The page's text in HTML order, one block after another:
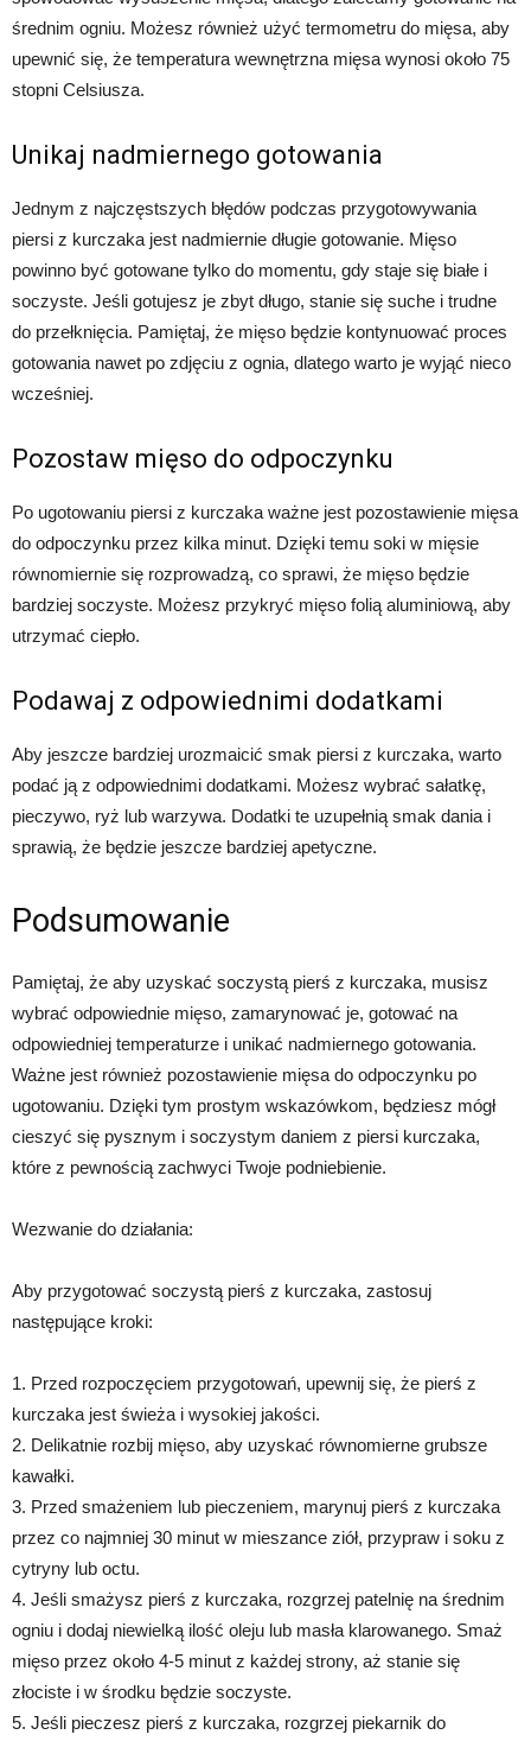
średnim ogniu. Możesz również użyć termometru do mięsa, aby
upewnić się, że temperatura wewnętrzna mięsa wynosi około 75
stopni Celsiusza.
Unikaj nadmiernego gotowania
Jednym z najczęstszych błędów podczas przygotowywania
piersi z kurczaka jest nadmiernie długie gotowanie. Mięso
powinno być gotowane tylko do momentu, gdy staje się białe i
soczyste. Jeśli gotujesz je zbyt długo, stanie się suche i trudne
do przełknięcia. Pamiętaj, że mięso będzie kontynuować proces
gotowania nawet po zdjęciu z ognia, dlatego warto je wyjąć nieco
wcześniej.
Pozostaw mięso do odpoczynku
Po ugotowaniu piersi z kurczaka ważne jest pozostawienie mięsa
do odpoczynku przez kilka minut. Dzięki temu soki w mięsie
równomiernie się rozprowadzą, co sprawi, że mięso będzie
bardziej soczyste. Możesz przykryć mięso folią aluminiową, aby
utrzymać ciepło.
Podawaj z odpowiednimi dodatkami
Aby jeszcze bardziej urozmaicić smak piersi z kurczaka, warto
podać ją z odpowiednimi dodatkami. Możesz wybrać sałatkę,
pieczywo, ryż lub warzywa. Dodatki te uzupełnią smak dania i
sprawią, że będzie jeszcze bardziej apetyczne.
Podsumowanie
Pamiętaj, że aby uzyskać soczystą pierś z kurczaka, musisz
wybrać odpowiednie mięso, zamarynować je, gotować na
odpowiedniej temperaturze i unikać nadmiernego gotowania.
Ważne jest również pozostawienie mięsa do odpoczynku po
ugotowaniu. Dzięki tym prostym wskazówkom, będziesz mógł
cieszyć się pysznym i soczystym daniem z piersi kurczaka,
które z pewnością zachwyci Twoje podniebienie.
Wezwanie do działania:
Aby przygotować soczystą pierś z kurczaka, zastosuj
następujące kroki:
1. Przed rozpoczęciem przygotowań, upewnij się, że pierś z
kurczaka jest świeża i wysokiej jakości.
2. Delikatnie rozbij mięso, aby uzyskać równomierne grubsze
kawałki.
3. Przed smażeniem lub pieczeniem, marynuj pierś z kurczaka
przez co najmniej 30 minut w mieszance ziół, przypraw i soku z
cytryny lub octu.
4. Jeśli smażysz pierś z kurczaka, rozgrzej patelnię na średnim
ogniu i dodaj niewielką ilość oleju lub masła klarowanego. Smaż
mięso przez około 4-5 minut z każdej strony, aż stanie się
złociste i w środku będzie soczyste.
5. Jeśli pieczesz pierś z kurczaka, rozgrzej piekarnik do